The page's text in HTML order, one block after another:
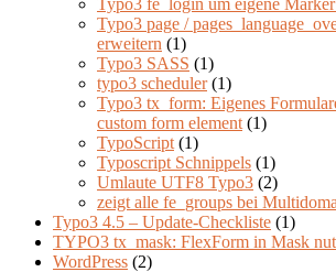
Typo3 page /
erweitern (1)
Typo3 SASS (1)
typo3 scheduler(1)
Typo3 tx_form: Eigenes
custom form element (1)
TypoScript (1)
Typoscript Schnippels (1)
Umlaute UTF8 Typo3 (2)
zeigt alle fe_groups bei
Typo3 4.5 – Update-Checkliste (1)
TYPO3 tx_mask: FlexForm in Mask
WordPress (2)